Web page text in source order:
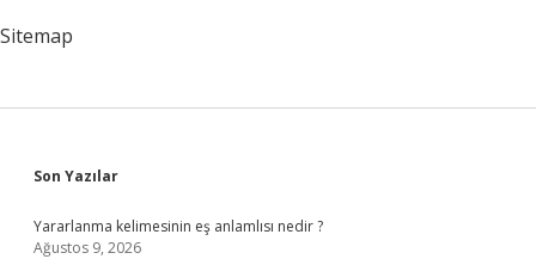
Sitemap
Sidebar
Son Yazılar
Yararlanma kelimesinin eş anlamlısı nedir ?
Ağustos 9, 2026